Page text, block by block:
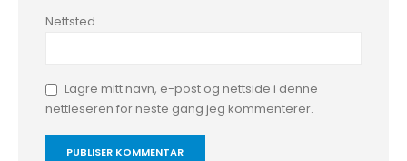
Nettsted
Lagre mitt navn, e-post og nettside i denne
nettleseren for neste gang jeg kommenterer.